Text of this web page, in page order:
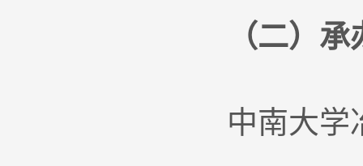
（二）
中南大学